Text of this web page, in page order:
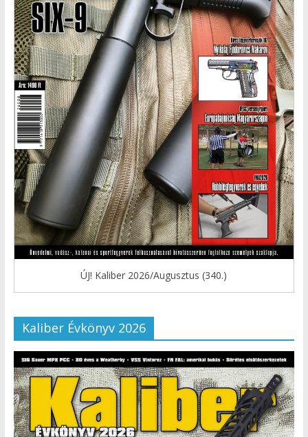
ÚJ! Kaliber 2026/Augusztus (340.)
Kaliber Évkönyv 2026